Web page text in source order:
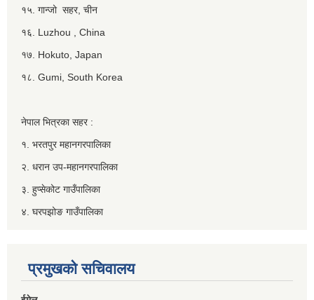
१५. गान्जो सहर, चीन
१६. Luzhou , China
१७. Hokuto, Japan
१८. Gumi, South Korea
नेपाल भित्रका सहर :
१. भरतपुर महानगरपालिका
२. धरान उप-महानगरपालिका
३. हुप्सेकोट गाउँपालिका
४. घरपझोङ गाउँपालिका
प्रमुखको सचिवालय